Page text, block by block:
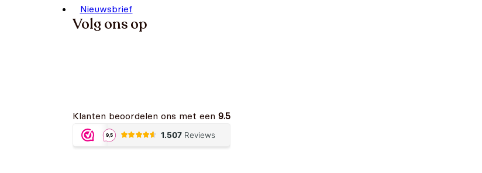
Nieuwsbrief
Volg ons op
Klanten beoordelen ons met een 9.5